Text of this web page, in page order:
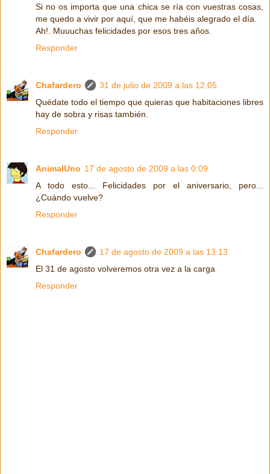
Si no os importa que una chica se ría con vuestras cosas,
me quedo a vivir por aquí, que me habéis alegrado el día.
Ah!. Muuuchas felicidades por esos tres años.
Responder
Chafardero
31 de julio de 2009 a las 12:05
Quédate todo el tiempo que quieras que habitaciones libres
hay de sobra y risas también.
Responder
AnimalUno 17 de agosto de 2009 a las 0:09
A todo esto... Felicidades por el aniversario, pero...
¿Cuándo vuelve?
Responder
Chafardero
17 de agosto de 2009 a las 13:13
El 31 de agosto volveremos otra vez a la carga
Responder